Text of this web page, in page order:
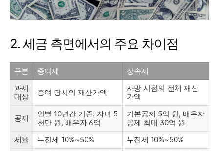
2.세금 측면에서의 주요 차이점
구분 증여세
상속세
과세
대상
증여 당시의 재산가액 사망 시점의 전체 재산
가액
공제 인별 10년간 기준: 자녀 5
천만 원, 배우자 6억
기본공제 5억 원, 배우자
공제 최대 30억 원
세율
누진세 10%~50% 누진세 10%~50%